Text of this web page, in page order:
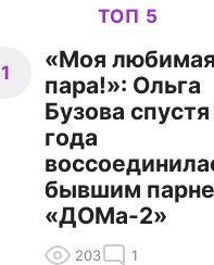
ТОП 5
1
«Моя любимая
пара!»: Ольга
Бузова
года
бывшим
«ДОМа-2»
203 1